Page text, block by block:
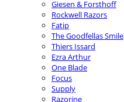
Giesen & Forsthoff
Rockwell Razors
Fatip
The Goodfellas Smile
Thiers Issard
Ezra Arthur
One Blade
Focus
Supply
Razorine